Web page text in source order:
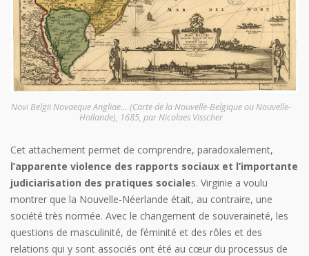
Novi Belgii Novaeque Angliae… (Carte de la Nouvelle-Belgique ou Nouvelle-
Hollande), 1685, par Nicolaes Visscher
Cet attachement permet de comprendre, paradoxalement,
l’apparente violence des rapports sociaux et l’importante
judiciarisation des pratiques sociales. Virginie a voulu
montrer que la Nouvelle-Néerlande était, au contraire, une
société très normée. Avec le changement de souveraineté, les
questions de masculinité, de féminité et des rôles et des
relations qui y sont associés ont été au cœur du processus de